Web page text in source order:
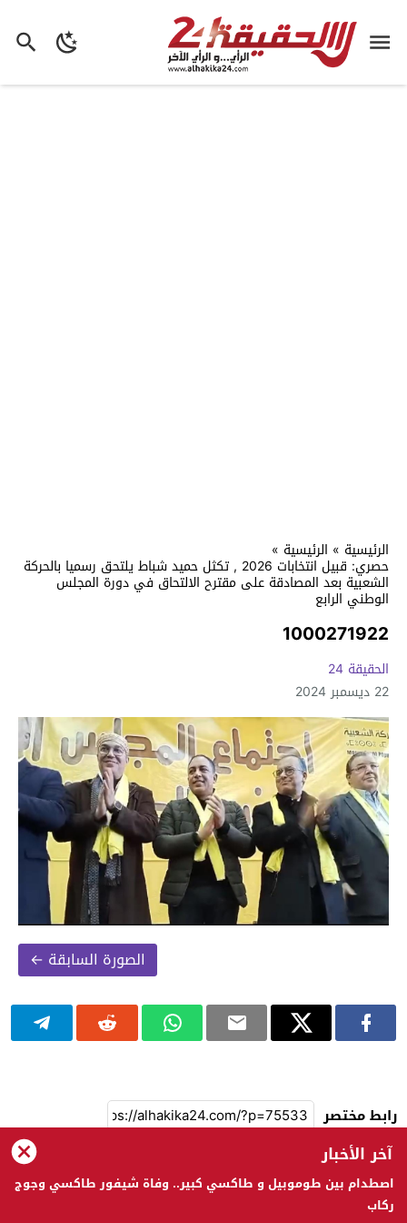
الرئيسية » الرئيسية »
حصري: قبيل انتخابات 2026 , تكثل حميد شباط يلتحق رسميا بالحركة
الشعبية بعد المصادقة على مقترح الالتحاق في دورة المجلس
الوطني الرابع
1000271922
الحقيقة 24
22 ديسمبر 2024
الصورة السابقة ←
رابط مختصر
الحقيقة 24 © 2023 جميع الحقوق محفوظة
آخر الأخبار
اصطدام بين طوموبيل و طاكسي كبير.. وفاة شيفور طاكسي وجوج
ركاب